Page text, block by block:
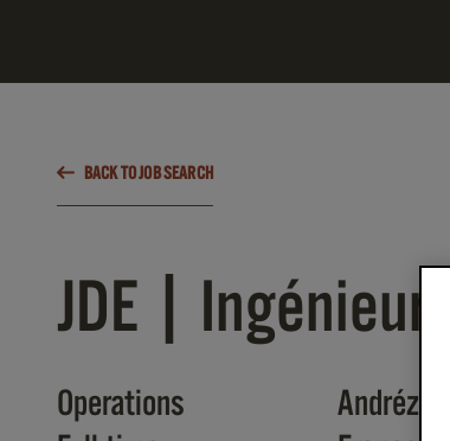
BACK TO JOB SEARCH
JDE | Ingénieur
Operations